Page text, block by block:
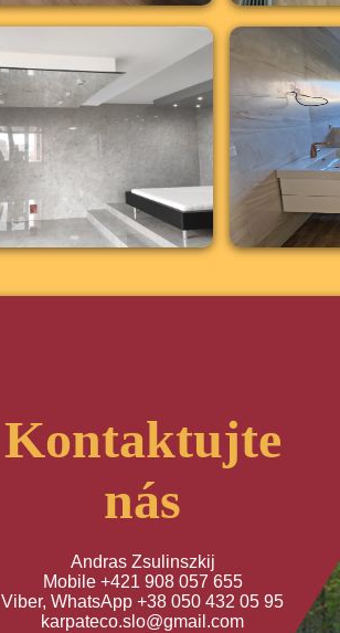
Kontaktujte
nás
Andras Zsulinszkij
Mobile +421 908 057 655
Viber, WhatsApp +38 050 432 05 95
karpateco.slo@gmail.com